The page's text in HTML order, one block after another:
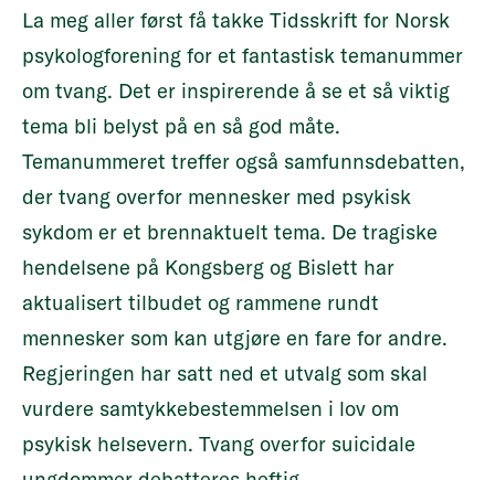
La meg aller først få takke Tidsskrift for Norsk
psykologforening for et fantastisk temanummer
om tvang. Det er inspirerende å se et så viktig
tema bli belyst på en så god måte.
Temanummeret treffer også samfunnsdebatten,
der tvang overfor mennesker med psykisk
sykdom er et brennaktuelt tema. De tragiske
hendelsene på Kongsberg og Bislett har
aktualisert tilbudet og rammene rundt
mennesker som kan utgjøre en fare for andre.
Regjeringen har satt ned et utvalg som skal
vurdere samtykkebestemmelsen i lov om
psykisk helsevern. Tvang overfor suicidale